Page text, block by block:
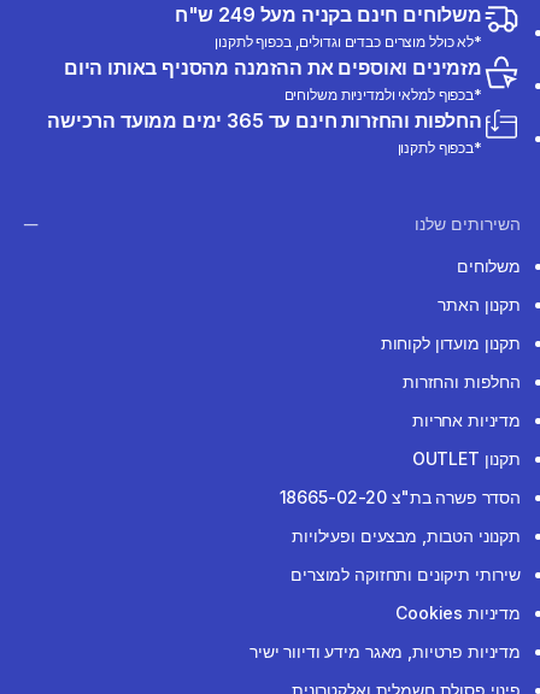
משלוחים חינם בקניה מעל 249 ש"ח
*לא כולל מוצרים כבדים וגדולים, בכפוף לתקנון
מזמינים ואוספים את ההזמנה מהסניף באותו היום
*בכפוף למלאי ולמדיניות משלוחים
החלפות והחזרות חינם עד 365 ימים ממועד הרכישה
*בכפוף לתקנון
השירותים שלנו
משלוחים
תקנון האתר
תקנון מועדון לקוחות
החלפות והחזרות
מדיניות אחריות
תקנון OUTLET
הסדר פשרה בת"צ 18665-02-20
תקנוני הטבות, מבצעים ופעילויות
שירותי תיקונים ותחזוקה למוצרים
מדיניות Cookies
מדיניות פרטיות, מאגר מידע ודיוור ישיר
פינוי פסולת חשמלית ואלקטרונית